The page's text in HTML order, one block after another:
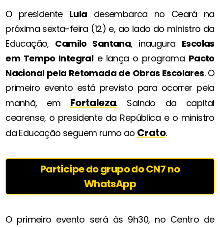
O presidente Lula desembarca no Ceará na
próxima sexta-feira (12) e, ao lado do ministro da
Educação, Camilo Santana, inaugura Escolas
em Tempo Integrale lança o programa Pacto
Nacional pela Retomada de Obras Escolares. O
primeiro evento está previsto para ocorrer pela
manhã, em Fortaleza. Saindo da capital
cearense, o presidente da República e o ministro
da Educação seguem rumo ao Crato.
Participe do grupo do CN7 no
WhatsApp
O primeiro evento será às 9h30, no Centro de